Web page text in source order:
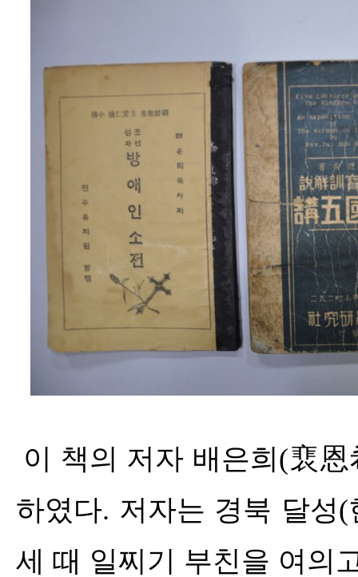
이 책의 저자 배은희 (裵恩
하였다. 저자는 경북 달성(
세 때 일찌기 부친을 여의